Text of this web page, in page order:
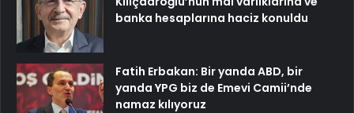
banka hesaplarına haciz konuldu
Fatih Erbakan: Bir yanda ABD, bir
yanda YPG biz de Emevi Camii’nde
namaz kılıyoruz